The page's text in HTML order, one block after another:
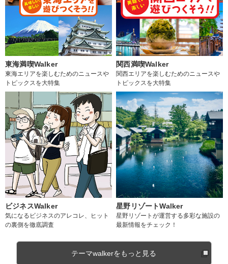
東海満喫Walker
東海エリアを楽しむためのニュースや
トピックスを大特集
関西満喫Walker
関西エリアを楽しむためのニュースや
トピックスを大特集
ビジネスWalker
気になるビジネスのアレコレ、ヒット
の裏側を徹底調査
星野リゾートWalker
星野リゾートが運営する多彩な施設の
最新情報をチェック！
テーマwalkerをもっと見る